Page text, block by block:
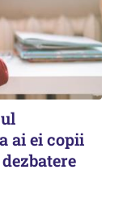
ai ei copii